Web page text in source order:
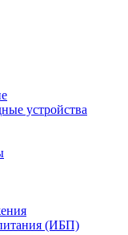
устройства
(ИБП)